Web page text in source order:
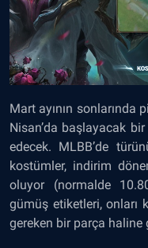
Mart ayının sonlarında
Nisan’da başlayacak
edecek. MLBB’de
kostümler, indirim
oluyor (normalde
gümüş etiketleri, onları
gereken bir parça haline